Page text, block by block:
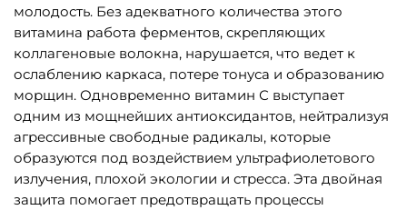
молодость. Без адекватного количества этого
витамина работа ферментов, скрепляющих
коллагеновые волокна, нарушается, что ведет к
ослаблению каркаса, потере тонуса и образованию
морщин. Одновременно витамин С выступает
одним из мощнейших антиоксидантов, нейтрализуя
агрессивные свободные радикалы, которые
образуются под воздействием ультрафиолетового
излучения, плохой экологии и стресса. Эта двойная
защита помогает предотвращать процессы